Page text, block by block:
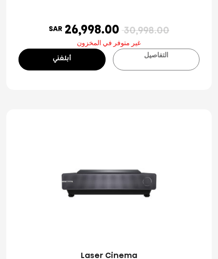
30,998.00
SAR 26,998.00
غير متوفر في المخزون
التفاصيل
أبلغني
Laser Cinema